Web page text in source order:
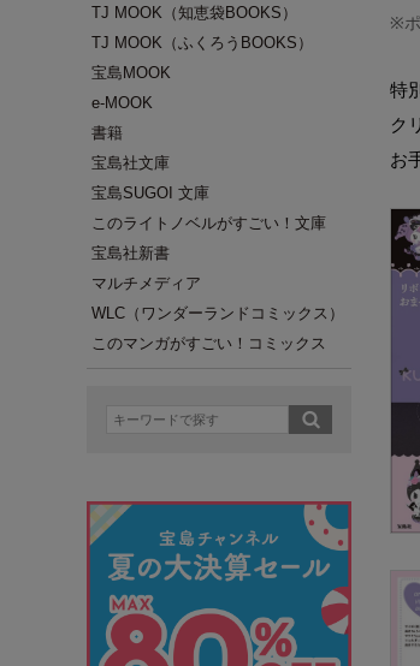
TJ MOOK（知恵袋BOOKS）
TJ MOOK（ふくろうBOOKS）
宝島MOOK
e-MOOK
書籍
宝島社文庫
宝島SUGOI 文庫
このライトノベルがすごい！文庫
宝島社新書
マルチメディア
WLC（ワンダーランドコミックス）
このマンガがすごい！コミックス
※
特
ク
お